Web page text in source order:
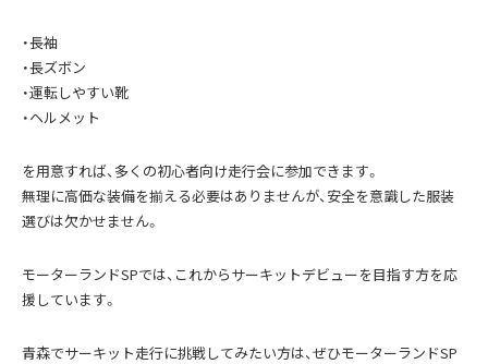
・長袖
・長ズボン
・運転しやすい靴
・ヘルメット
を用意すれば、多くの初心者向け走行会に参加できます。
無理に高価な装備を揃える必要はありませんが、安全を意識した服装
選びは欠かせません。
モーターランドSPでは、これからサーキットデビューを目指す方を応
援しています。
青森でサーキット走行に挑戦してみたい方は、ぜひモーターランドSP